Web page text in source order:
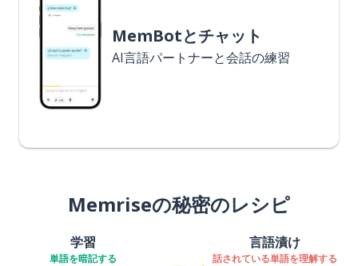
MemBotとチャット
AI言語パートナーと会話の練習
Memriseの秘密のレシピ
学習
単語を暗記する
言語漬け
話されている単語を理解する